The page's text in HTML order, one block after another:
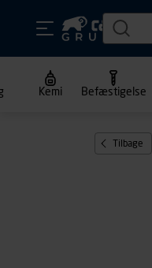
Kemi Befæstigelse
Tilbage